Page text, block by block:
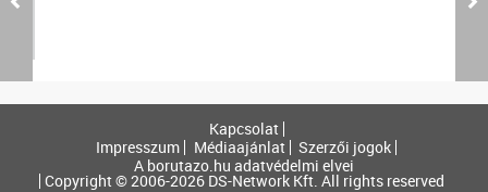
Kapcsolat
Impresszum
Médiaajánlat
Szerzői jogok
A borutazo.hu adatvédelmi elvei
Copyright © 2006-2026 DS-Network Kft. All rights reserved